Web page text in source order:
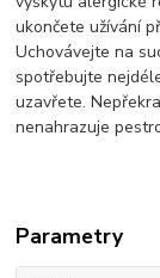
ukončete užívání
Uchovávejte na
spotřebujte
uzavřete.
nenahrazuje
Parametry